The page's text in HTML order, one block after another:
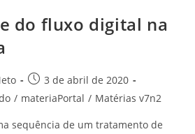
do fluxo digital na
3 de abril de 2020
/ materiaPortal / Matérias v7n2
sequência de um tratamento de